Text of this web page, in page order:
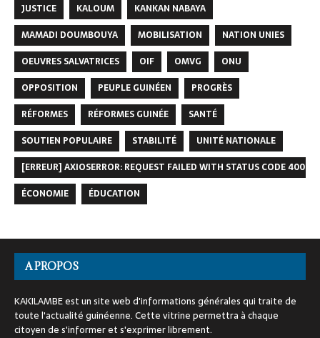
JUSTICE
KALOUM
KANKAN NABAYA
MAMADI DOUMBOUYA
MOBILISATION
NATION UNIES
OEUVRES SALVATRICES
OIF OMVG
ONU
OPPOSITION
PEUPLE GUINÉEN
PROGRÈS
RÉFORMES
RÉFORMES GUINÉE
SANTÉ
SOUTIEN POPULAIRE
STABILITÉ
UNITÉ NATIONALE
[ERREUR] AXIOSERROR: REQUEST FAILED WITH STATUS CODE 400
ÉCONOMIE
ÉDUCATION
A PROPOS
KAKILAMBE est un site web d'informations générales qui traite de
toute l'actualité guinéenne. Cette vitrine permettra à chaque
citoyen de s'informer et s'exprimer librement.